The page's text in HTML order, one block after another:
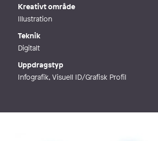
Kreativt område
Illustration
Teknik
Digitalt
Uppdragstyp
Infografik, Visuell ID/Grafisk Profil